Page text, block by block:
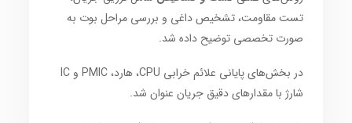
تست مقاومت، تشخیص داغی و بررسی مراحل بوت به
صورت تخصصی توضیح داده شد.
در بخش‌های پایانی علائم خرابی CPU، هارد، PMIC و IC
شارژ با مقدارهای دقیق جریان عنوان شد.